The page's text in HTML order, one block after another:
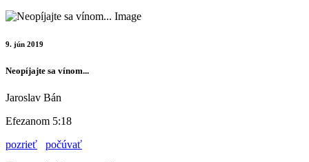
9. jún 2019
Neopíjajte sa vínom...
Jaroslav Bán
Efezanom 5:18
pozrieť
počúvať